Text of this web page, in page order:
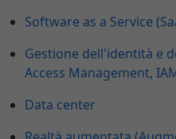
Software as a Service
Gestione dell'identità e
Access Management,
Data center